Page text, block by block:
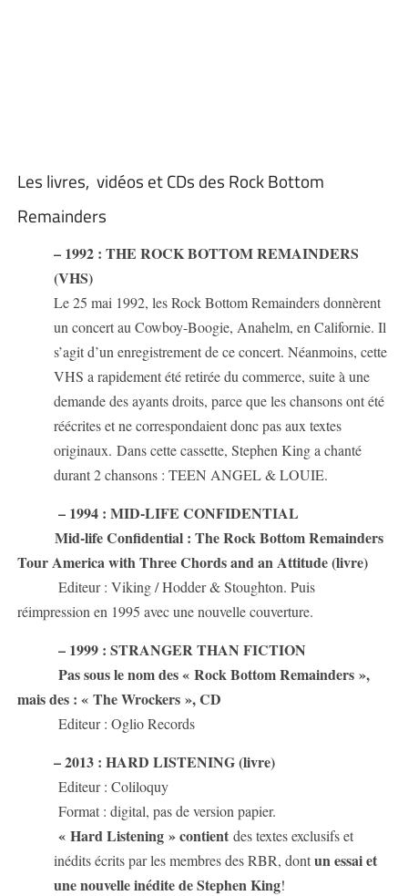
Les livres, vidéos et CDs des Rock Bottom
Remainders
– 1992 : THE ROCK BOTTOM REMAINDERS
(VHS)
Le 25 mai 1992, les Rock Bottom Remainders donnèrent
un concert au Cowboy-Boogie, Anahelm, en Californie. Il
s’agit d’un enregistrement de ce concert. Néanmoins, cette
VHS a rapidement été retirée du commerce, suite à une
demande des ayants droits, parce que les chansons ont été
réécrites et ne correspondaient donc pas aux textes
originaux. Dans cette cassette, Stephen King a chanté
durant 2 chansons : TEEN ANGEL & LOUIE.
– 1994 : MID-LIFE CONFIDENTIAL
Mid-life Confidential : The Rock Bottom Remainders
Tour America with Three Chords and an Attitude (livre)
Editeur : Viking / Hodder & Stoughton. Puis
réimpression en 1995 avec une nouvelle couverture.
– 1999 : STRANGER THAN FICTION
Pas sous le nom des « Rock Bottom Remainders »,
mais des : « The Wrockers », CD
Editeur : Oglio Records
– 2013 : HARD LISTENING (livre)
Editeur : Coliloquy
Format : digital, pas de version papier.
« Hard Listening » contientdes textes exclusifs et
inédits écrits par les membres des RBR, dontun essai et
une nouvelle inédite de Stephen King!